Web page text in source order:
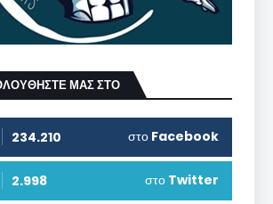
ΜΑΣ ΣΤΟ
234.210 στο Facebook
2.998 στο Twitter